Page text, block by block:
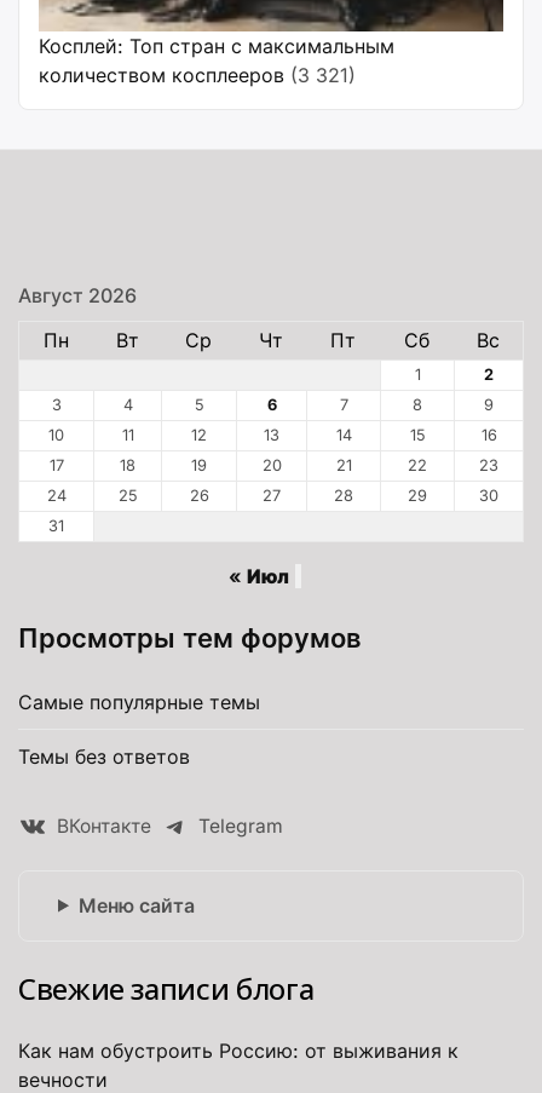
Косплей: Топ стран с максимальным
количеством косплееров (3 321)
Август 2026
Пн
Вт Ср Чт Пт Сб Вс
1
2
3
4 5 6 7 8
9
10
11 12 13 14 15
16
17
18 19 20 21 22
23
24
25 26 27 28 29
30
31
« Июл
Просмотры тем форумов
Самые популярные темы
Темы без ответов
ВКонтакте Telegram
Меню сайта
Свежие записи блога
Как нам обустроить Россию: от выживания к
вечности